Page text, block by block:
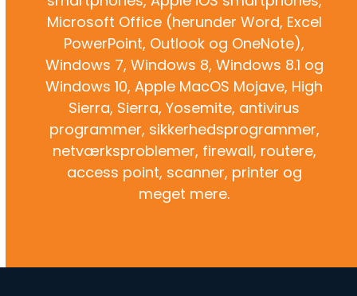
Microsoft Office (herunder Word, Excel
PowerPoint, Outlook og OneNote),
Windows 7, Windows 8, Windows 8.1 og
Windows 10, Apple MacOS Mojave, High
Sierra, Sierra, Yosemite, antivirus
programmer, sikkerhedsprogrammer,
netværksproblemer, firewall, routere,
access point, scanner, printer og
meget mere.